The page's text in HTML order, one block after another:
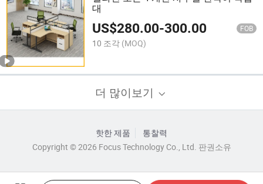
대
US$280.00-300.00 FOB
10 조각 (MOQ)
더 많이보기
핫한 제품
통찰력
Copyright © 2026 Focus Technology Co., Ltd. 판권소유